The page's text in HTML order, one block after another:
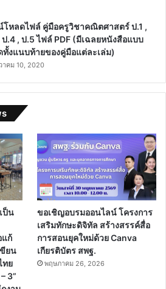
โหลดไฟล์ คู่มือครูวิชาคณิตศาสตร์ ป.1 ,
ป.4 , ป.5 ไฟล์ PDF (มีเฉลยหนังสือแบบ
ทั้งแนบท้ายของคู่มือแต่ละเล่ม)
าคม 10, 2020
ป็น
แก้
ยน
ทย
3”
ขอเชิญอบรมออนไลน์ โครงการ
เสริมทักษะดิจิทัล สร้างสรรค์สื่อ
การสอนยุคใหม่ด้วย Canva
เกียรติบัตร สพฐ.
พฤษภาคม 26, 2026